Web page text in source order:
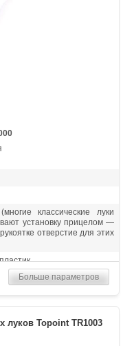
классические луки
установку прицелом —
отверстие для этих
по вертикали и горизонтали
Больше параметров
луков Topoint TR1003